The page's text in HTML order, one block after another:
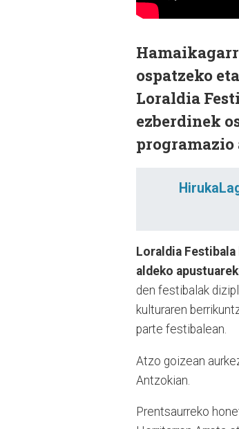
ospatzeko
Loraldia
ezberdinek
programazio
Loraldia
aldeko
den festibalak
kulturaren
parte festibalean.
Atzo goizean
Antzokian.
Prentsaurreko